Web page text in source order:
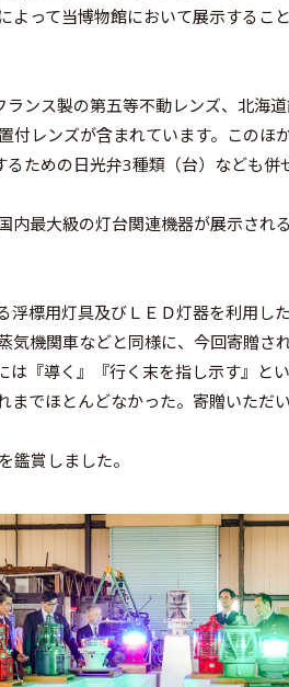
よって当博物館において展示するこ
ンス製の第五等不動レンズ、北海
レンズが含まれています。このほ
ための日光弁3種類（台）なども併
最大級の灯台関連機器が展示され
標用灯具及びＬＥＤ灯器を利用し
気機関車などと同様に、今回寄贈さ
『導く』『行く末を指し示す』と
までほとんどなかった。寄贈いただ
賞しました。